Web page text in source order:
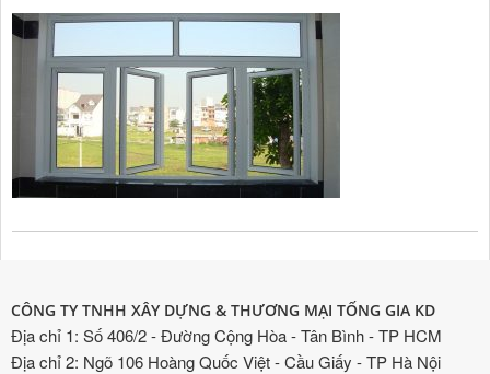
CÔNG TY TNHH XÂY DỰNG & THƯƠNG MẠI TỐNG GIA KD
Địa chỉ 1: Số 406/2 - Đường Cộng Hòa - Tân Bình - TP HCM
Địa chỉ 2: Ngõ 106 Hoàng Quốc Việt - Cầu Giấy - TP Hà Nội